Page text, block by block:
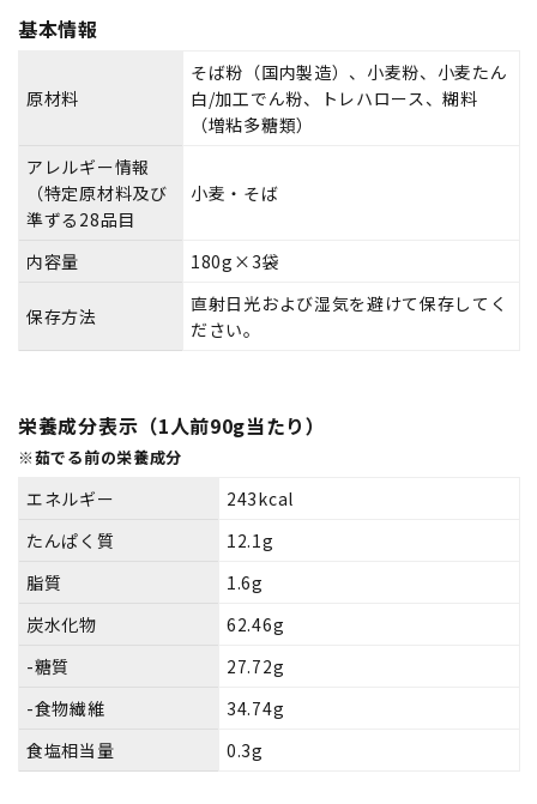
基本情報
原材料
そば粉（国内製造）、小麦粉、小麦たん
白/加工でん粉、トレハロース、糊料
（増粘多糖類）
アレルギー情報
（特定原材料及び
準ずる28品目
小麦・そば
内容量 180g×3袋
保存方法
直射日光および湿気を避けて保存してく
ださい。
栄養成分表示（1人前90g当たり）
※茹でる前の栄養成分
エネルギー
243kcal
たんぱく質
12.1g
脂質
1.6g
炭水化物
62.46g
-糖質
27.72g
-食物繊維
34.74g
食塩相当量
0.3g